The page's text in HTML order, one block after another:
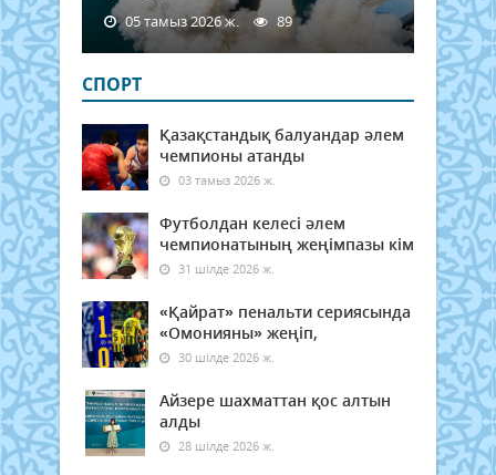
05 тамыз 2026 ж. 89
СПОРТ
Қазақстандық балуандар әлем
чемпионы атанды
03 тамыз 2026 ж.
Футболдан келесі әлем
чемпионатының жеңімпазы кім
31 шілде 2026 ж.
«Қайрат» пенальти сериясында
«Омонияны» жеңіп,
30 шілде 2026 ж.
Айзере шахматтан қос алтын
алды
28 шілде 2026 ж.